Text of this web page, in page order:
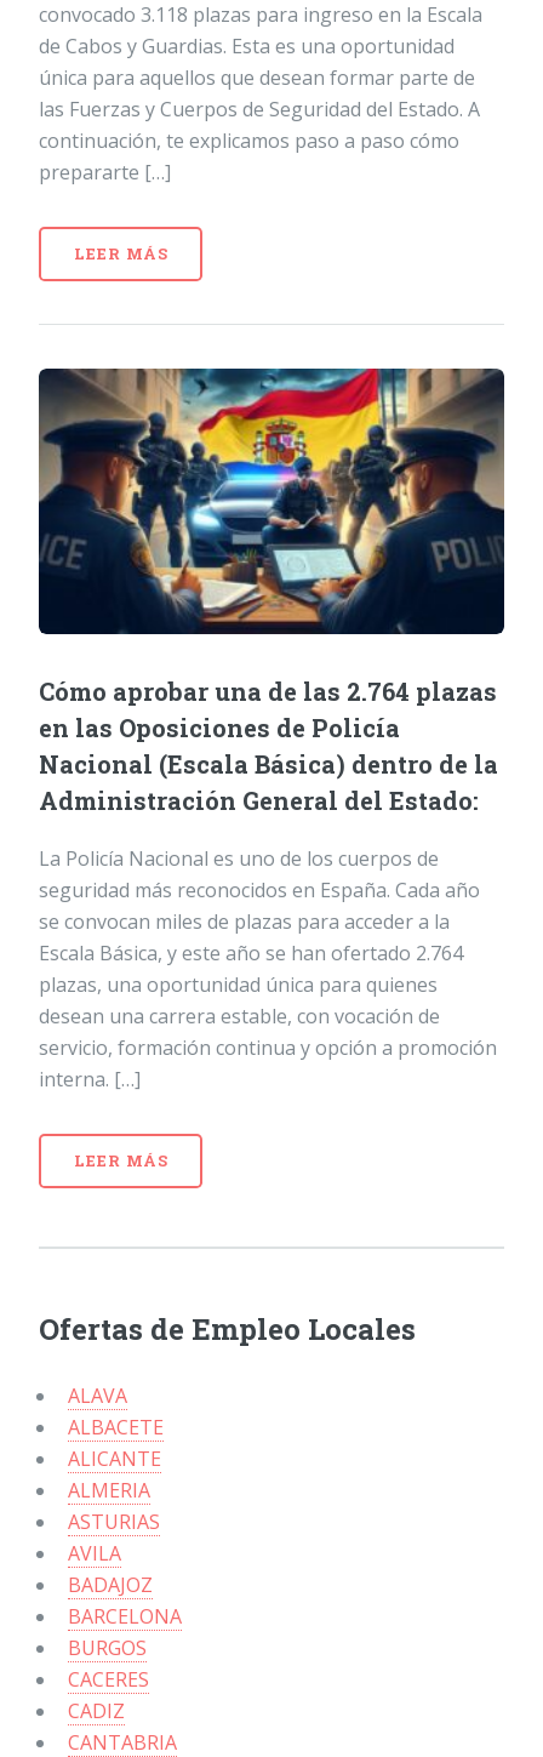
convocado 3.118 plazas para ingreso en la Escala
de Cabos y Guardias. Esta es una oportunidad
única para aquellos que desean formar parte de
las Fuerzas y Cuerpos de Seguridad del Estado. A
continuación, te explicamos paso a paso cómo
prepararte […]
LEER MÁS
Cómo aprobar una de las 2.764 plazas
en las Oposiciones de Policía
Nacional (Escala Básica) dentro de la
Administración General del Estado:
La Policía Nacional es uno de los cuerpos de
seguridad más reconocidos en España. Cada año
se convocan miles de plazas para acceder a la
Escala Básica, y este año se han ofertado 2.764
plazas, una oportunidad única para quienes
desean una carrera estable, con vocación de
servicio, formación continua y opción a promoción
interna. […]
LEER MÁS
Ofertas de Empleo Locales
ALAVA
ALBACETE
ALICANTE
ALMERIA
ASTURIAS
AVILA
BADAJOZ
BARCELONA
BURGOS
CACERES
CADIZ
CANTABRIA